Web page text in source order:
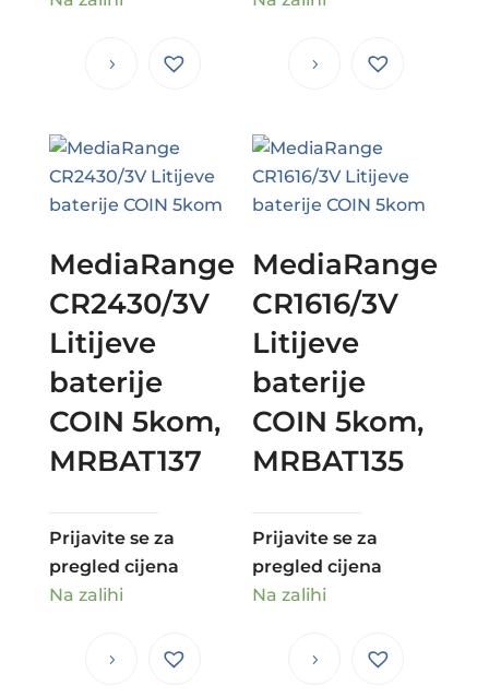
MediaRange
CR2430/3V
Litijeve
baterije
COIN 5kom,
MRBAT137
Prijavite se za
pregled cijena
Na zalihi
MediaRange
CR1616/3V
Litijeve
baterije
COIN 5kom,
MRBAT135
Prijavite se za
pregled cijena
Na zalihi